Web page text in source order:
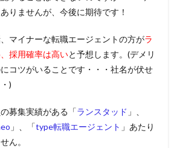
りませんが、今後に期待です！
マイナーな転職エージェントの方がラ
採用確率は高いと予想します。(デメリ
コツがいることです・・・社名が伏せ
)
募集実績がある「ランスタッド 」、
」、「type転職エージェント 」あたり
ん。